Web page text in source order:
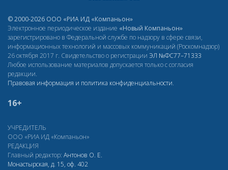
© 2000-2026 ООО «РИА ИД «Компаньон»
Электронное периодическое издание «Новый Компаньон»
зарегистрировано в Федеральной службе по надзору в сфере связи,
информационных технологий и массовых коммуникаций (Роскомнадзор)
26 октября 2017 г. Свидетельство о регистрации ЭЛ №ФС77–71333
Любое использование материалов допускается только с согласия
редакции.
Правовая информация и политика конфиденциальности.
16+
УЧРЕДИТЕЛЬ
ООО «РИА ИД «Компаньон»
РЕДАКЦИЯ
Главный редактор: Антонов О. Е.
Монастырская, д. 15, оф. 402